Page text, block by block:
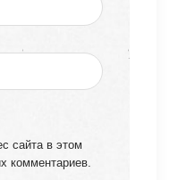
сайта в этом
комментариев.